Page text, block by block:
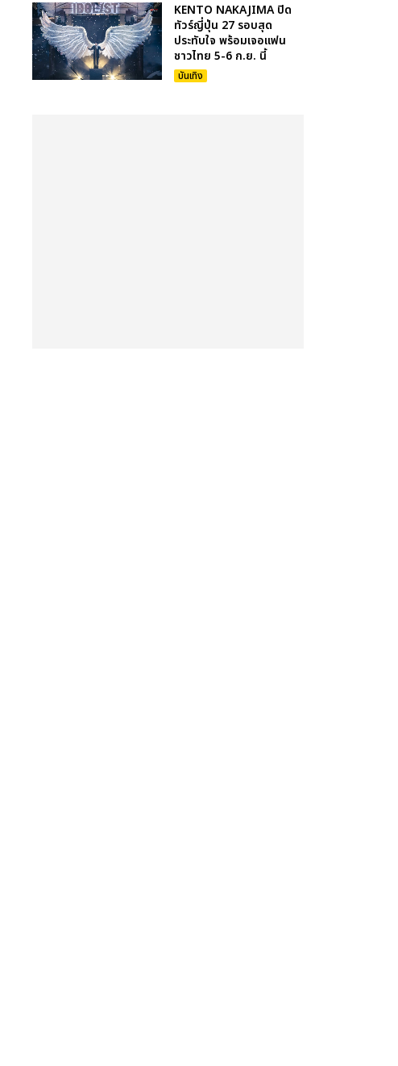
KENTO NAKAJIMA ปิด
ทัวร์ญี่ปุ่น 27 รอบสุด
ประทับใจ พร้อมเจอแฟน
ชาวไทย 5-6 ก.ย. นี้
บันเทิง